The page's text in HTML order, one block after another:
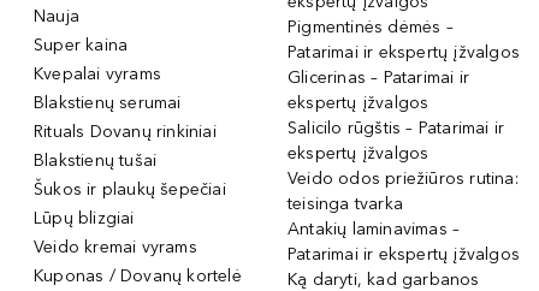
Nauja
Super kaina
Kvepalai vyrams
Blakstienų serumai
Rituals Dovanų rinkiniai
Blakstienų tušai
Šukos ir plaukų šepečiai
Lūpų blizgiai
Veido kremai vyrams
Kuponas / Dovanų kortelė
Pigmentinės dėmės –
Patarimai ir ekspertų įžvalgos
Glicerinas – Patarimai ir
ekspertų įžvalgos
Salicilo rūgštis – Patarimai ir
ekspertų įžvalgos
Veido odos priežiūros rutina:
teisinga tvarka
Antakių laminavimas –
Patarimai ir ekspertų įžvalgos
Ką daryti, kad garbanos